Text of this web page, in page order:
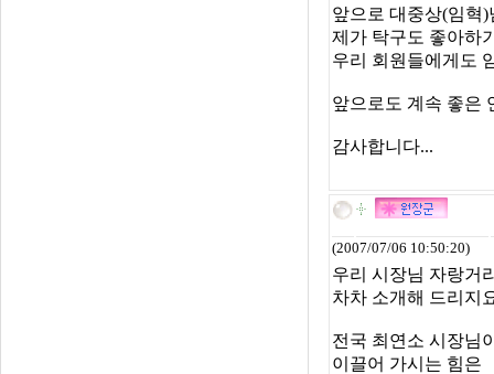
앞으로 대중상(임혁
제가 탁구도 좋아하
우리 회원들에게도
앞으로도 계속 좋은
감사합니다...
(2007/07/06 10:50:20)
우리 시장님 자랑거
차차 소개해 드리지
전국 최연소 시장님
이끌어 가시는 힘은